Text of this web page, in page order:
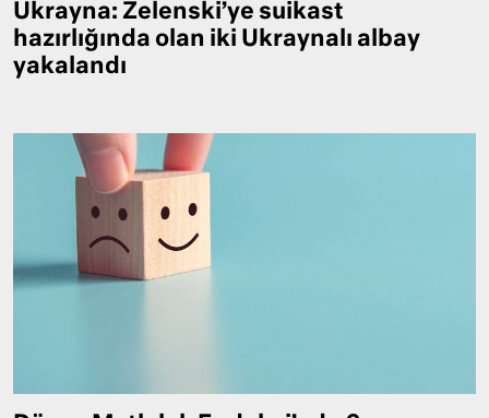
Ukrayna: Zelenski’ye suikast
hazırlığında olan iki Ukraynalı albay
yakalandı